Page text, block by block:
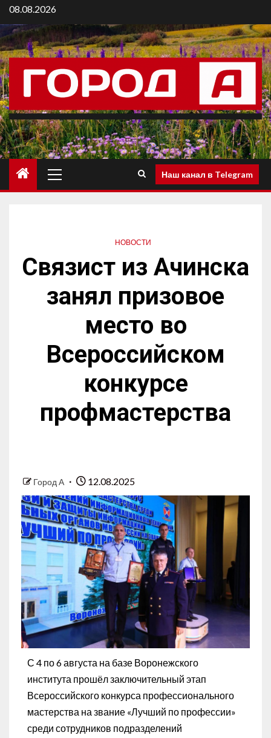
08.08.2026
Наш канал в Telegram
НОВОСТИ
Связист из Ачинска
занял призовое
место во
Всероссийском
конкурсе
профмастерства
Город А 12.08.2025
С 4 по 6 августа на базе Воронежского
института прошёл заключительный этап
Всероссийского конкурса профессионального
мастерства на звание «Лучший по профессии»
среди сотрудников подразделений